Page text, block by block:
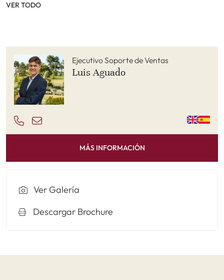
VER TODO
Ejecutivo Soporte de Ventas
Luis Aguado
MÁS INFORMACIÓN
Ver Galería
Descargar Brochure